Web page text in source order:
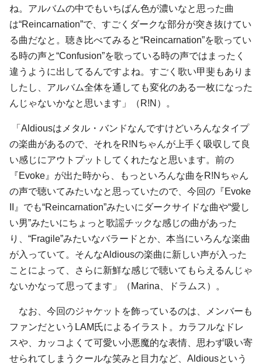
ね。アルバムの中でもいちばん色が濃いなと思った曲
は“Reincarnation”で、すごくダークな部分が突き抜けてい
る曲だなと。聴き比べてみると“Reincarnation”を歌ってい
る時の声と“Confusion”を歌っている時の声ではまったく
違うように出してるんですよね。すごく歌い甲斐もありま
したし、アルバム全体を通しても変化のある一枚になった
んじゃないかなと思います」（R!N）。
「Aldiousはメタル・バンドなんですけどいろんなタイプ
の楽曲があるので、それをR!Nちゃんが上手く吸収して良
い感じにアウトプットしてくれたなと思います。前の
『Evoke』が出た時から、もっといろんな曲をR!Nちゃん
の声で聴いてみたいなと思っていたので、今回の『Evoke
II』でも“Reincarnation”みたいにダークサイドな曲や“愛し
い男”みたいにちょっと歌謡チックな感じの曲があった
り、“Fragile”みたいなバラードとか、本当にいろんな楽曲
が入っていて。そんなAldiousの楽曲に新しい声が入った
ことによって、さらに新鮮な感じで聴いてもらえるんじゃ
ないかなって思ってます」（Marina、ドラムス）。
なお、今回のジャケットを飾っているのは、メンバーも
ファンだというLAM氏によるイラスト。カラフルなドレ
スや、カッコよくて可愛い小悪魔的な表情、思わず吸い寄
せられてしまうクールな笑みと目力など、Aldiousという